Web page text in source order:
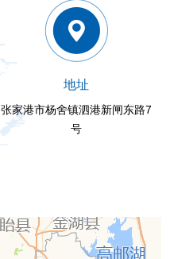
地址
张家港市杨舍镇泗港新闸东路7
号